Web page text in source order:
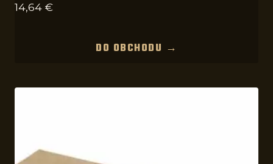
14,64 €
DO OBCHODU →